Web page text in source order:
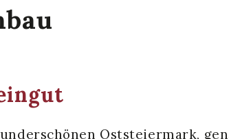
Oststeiermark,